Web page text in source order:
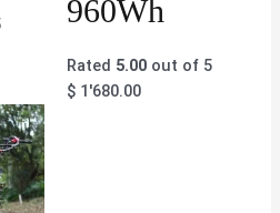
960Wh
Rated 5.00out of 5
$1'680.00